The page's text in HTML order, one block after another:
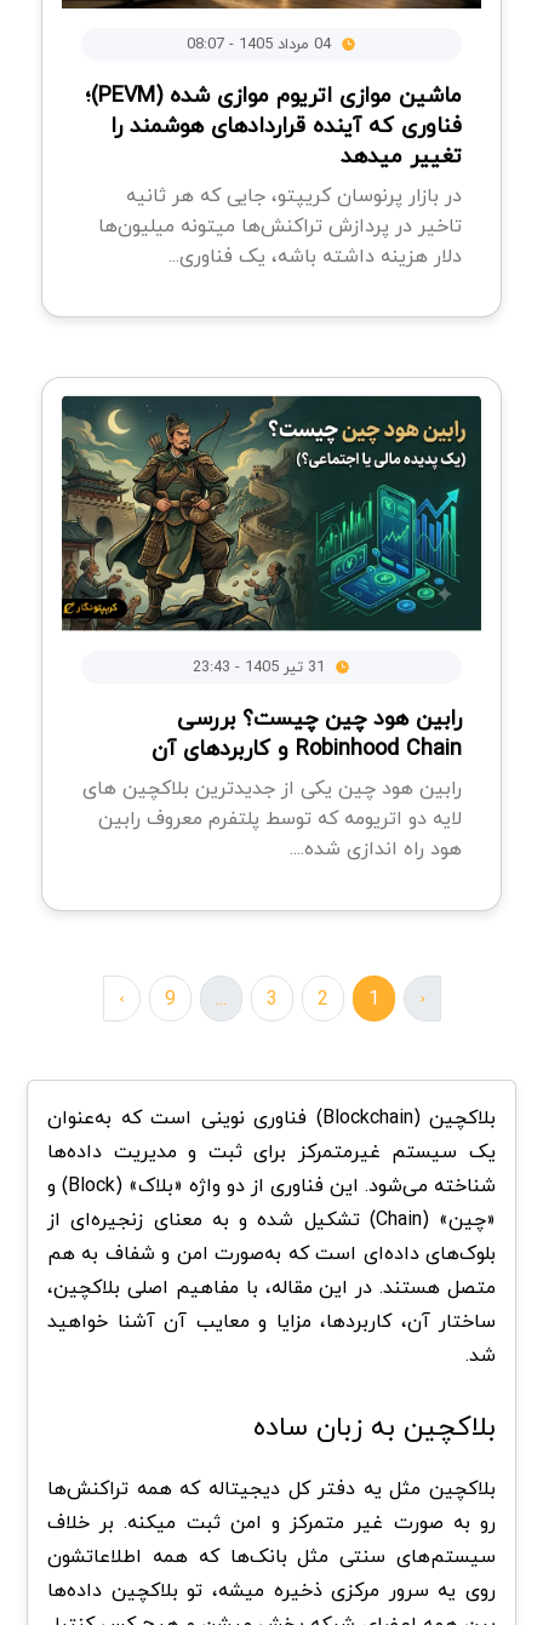
04 مرداد 1405 - 08:07
ماشین موازی اتریوم موازی شده (PEVM)؛
فناوری که آینده قراردادهای هوشمند را
تغییر میدهد
در بازار پرنوسان کریپتو، جایی که هر ثانیه
تاخیر در پردازش تراکنش‌ها میتونه میلیون‌ها
دلار هزینه داشته باشه، یک فناوری...
رابین هود چین چیست؟ بررسی
Robinhood Chain و کاربردهای آن
رابین هود چین یکی از جدیدترین بلاکچین های
لایه دو اتریومه که توسط پلتفرم معروف رابین
هود راه اندازی شده....
‹
1
2
3
...
9
›
بلاکچین (Blockchain) فناوری نوینی است که به‌عنوان
یک سیستم غیرمتمرکز برای ثبت و مدیریت داده‌ها
شناخته می‌شود. این فناوری از دو واژه «بلاک» (Block) و
«چین» (Chain) تشکیل شده و به معنای زنجیره‌ای از
بلوک‌های داده‌ای است که به‌صورت امن و شفاف به هم
متصل هستند. در این مقاله، با مفاهیم اصلی بلاکچین،
ساختار آن، کاربردها، مزایا و معایب آن آشنا خواهید
شد.
بلاکچین به زبان ساده
بلاکچین مثل یه دفتر کل دیجیتاله که همه تراکنش‌ها
رو به صورت غیر متمرکز و امن ثبت میکنه. بر خلاف
سیستم‌های سنتی مثل بانک‌ها که همه اطلاعاتشون
روی یه سرور مرکزی ذخیره میشه، تو بلاکچین داده‌ها